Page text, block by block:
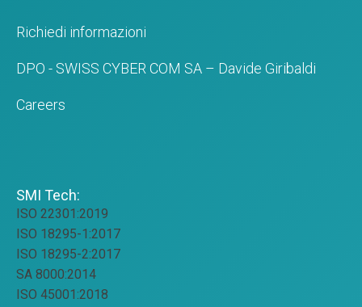
Richiedi informazioni
DPO - SWISS CYBER COM SA – Davide Giribaldi
Careers
SMI Tech:
ISO 22301:2019
ISO 18295-1:2017
ISO 18295-2:2017
SA 8000:2014
ISO 45001:2018